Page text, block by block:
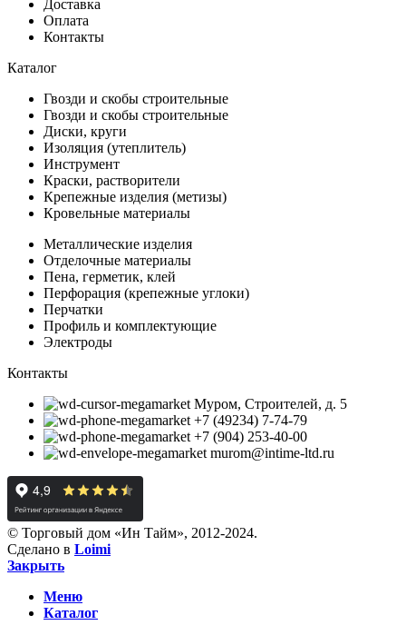
Доставка
Оплата
Контакты
Каталог
Гвозди и скобы строительные
Гвозди и скобы строительные
Диски, круги
Изоляция (утеплитель)
Инструмент
Краски, растворители
Крепежные изделия (метизы)
Кровельные материалы
Металлические изделия
Отделочные материалы
Пена, герметик, клей
Перфорация (крепежные углоки)
Перчатки
Профиль и комплектующие
Электроды
Контакты
Муром, Строителей, д. 5
+7 (49234) 7-74-79
+7 (904) 253-40-00
murom@intime-ltd.ru
© Торговый дом «Ин Тайм», 2012-2024.
Сделано в Loimi
Закрыть
Меню
Каталог